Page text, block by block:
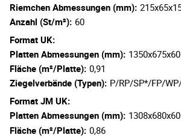
Riemchen Abmessungen (mm):
Anzahl (St/m²): 60
Format UK:
Platten Abmessungen (mm): 1350x675x60
Fläche (m²/Platte): 0,91
Ziegelverbände (Typen): P/RP/SP*/FP/
Format JM UK:
Platten Abmessungen (mm): 1308x680x60
Fläche (m²/Platte): 0,86